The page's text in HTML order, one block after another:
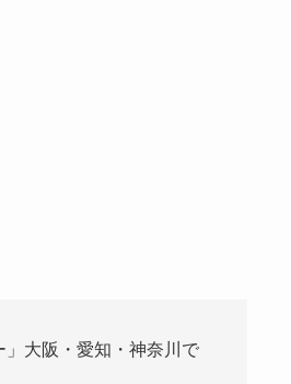
大阪・愛知・神奈川で